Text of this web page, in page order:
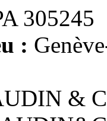
305245
:
&